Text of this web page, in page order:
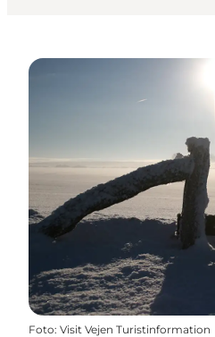
Foto: Visit Vejen Turistinformation